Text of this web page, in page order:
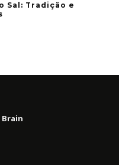
Sal: Tradição e
Brain